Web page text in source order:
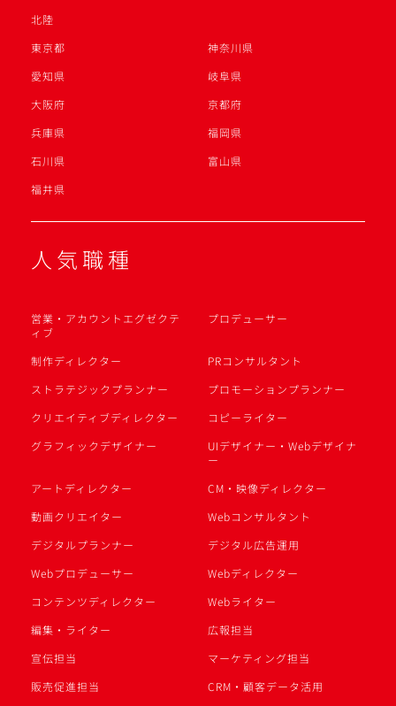
北陸
東京都
神奈川県
愛知県
岐阜県
大阪府
京都府
兵庫県
福岡県
石川県
富山県
福井県
人気職種
営業・アカウントエグゼクテ
ィブ
プロデューサー
制作ディレクター
PRコンサルタント
ストラテジックプランナー
プロモーションプランナー
クリエイティブディレクター
コピーライター
グラフィックデザイナー
UIデザイナー・Webデザイナ
ー
アートディレクター
CM・映像ディレクター
動画クリエイター
Webコンサルタント
デジタルプランナー
デジタル広告運用
Webプロデューサー
Webディレクター
コンテンツディレクター
Webライター
編集・ライター
広報担当
宣伝担当
マーケティング担当
販売促進担当
CRM・顧客データ活用